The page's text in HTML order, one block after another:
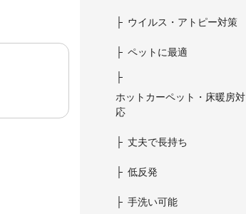
ウイルス・アトピー対策
ペットに最適
ホットカーペット・床暖房対
応
丈夫で長持ち
低反発
手洗い可能